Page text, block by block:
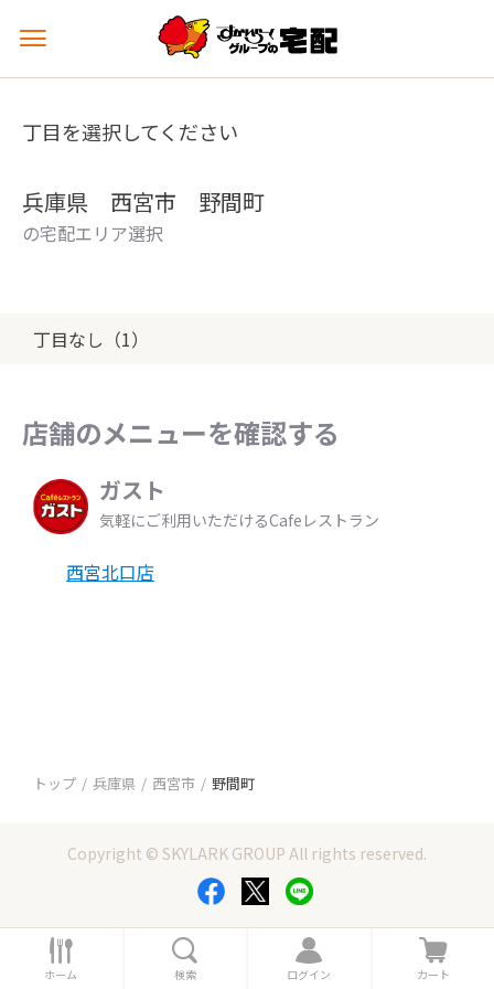
メ
ュ
を
丁目を選択してください
兵庫県 西宮市 野間町
の宅配エリア選択
丁目なし（1）
店舗のメニューを確認する
ガスト
気軽にご利用いただけるCafeレストラン
西宮北口店
トップ 兵庫県 西宮市 野間町
Copyright © SKYLARK GROUP All rights reserved.
ホ
ー
ホーム 索
検索
ロ
グ
ログイン
カ
ー
カート